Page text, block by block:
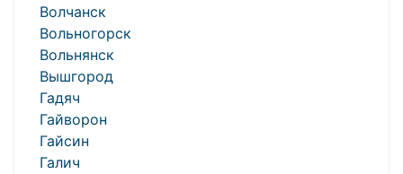
Волчанск
Вольногорск
Вольнянск
Вышгород
Гадяч
Гайворон
Гайсин
Галич